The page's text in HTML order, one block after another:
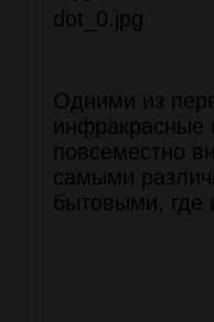
Одними из
инфракрасные
повсеместно
самыми
бытовыми, где